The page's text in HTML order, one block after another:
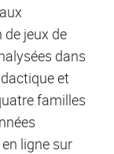
jeux de
dans
et
familles
ligne sur